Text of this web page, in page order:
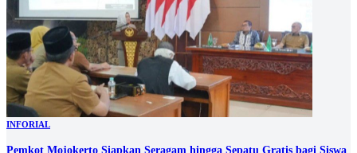
INFORIAL
Pemkot Mojokerto Siapkan Seragam hingga Sepatu Gratis bagi Siswa